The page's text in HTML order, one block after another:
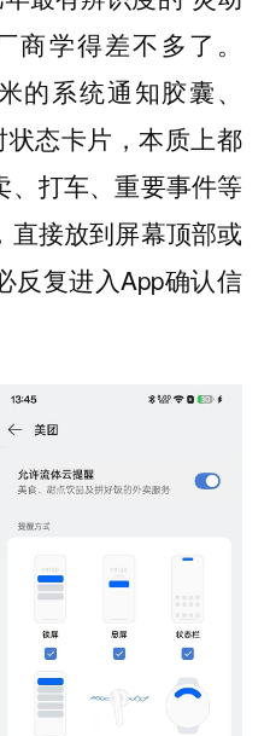
商学得差不多了。
的系统通知胶囊、
态卡片，本质上都
、打车、重要事件等
直接放到屏幕顶部或
反复进入App确认信